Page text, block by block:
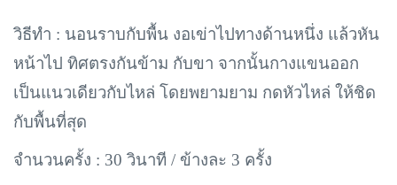
วิธีทำ : นอนราบกับพื้น งอเข่าไปทางด้านหนึ่ง แล้วหัน
หน้าไป ทิศตรงกันข้าม กับขา จากนั้นกางแขนออก
เป็นแนวเดียวกับไหล่ โดยพยามยาม กดหัวไหล่ ให้ชิด
กับพื้นที่สุด
จำนวนครั้ง : 30 วินาที / ข้างละ 3 ครั้ง